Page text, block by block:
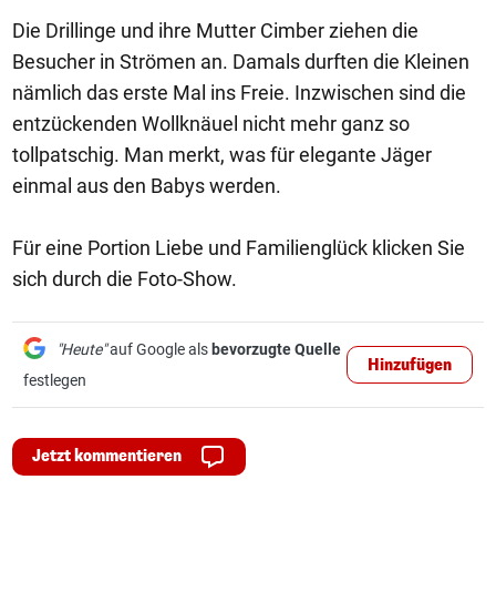
Die Drillinge und ihre Mutter Cimber ziehen die
Besucher in Strömen an. Damals durften die Kleinen
nämlich das erste Mal ins Freie. Inzwischen sind die
entzückenden Wollknäuel nicht mehr ganz so
tollpatschig. Man merkt, was für elegante Jäger
einmal aus den Babys werden.
Für eine Portion Liebe und Familienglück klicken Sie
sich durch die Foto-Show.
"Heute"auf Google als bevorzugte Quelle
festlegen
Hinzufügen
Jetzt kommentieren